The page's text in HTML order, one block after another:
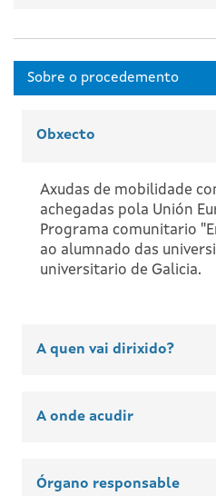
Obxecto
Axudas de mobilidade
achegadas pola Unión
Programa comunitario
ao alumnado das
universitario de Galicia.
A quen vai dirixido?
A onde acudir
Órgano responsable